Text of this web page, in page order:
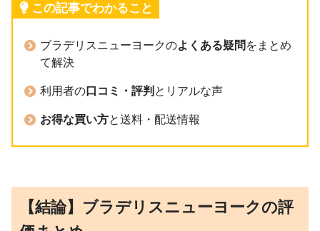
この記事でわかること
ブラデリスニューヨークのよくある疑問 をまとめ
て解決
利用者の口コミ・評判 とリアルな声
お得な買い方と送料・配送情報
【結論】ブラデリスニューヨークの評